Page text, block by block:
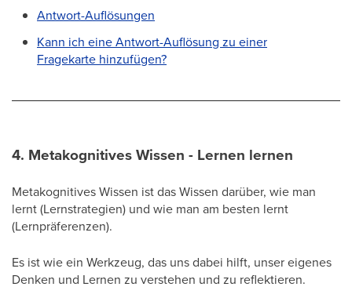
Antwort-Auflösungen
Kann ich eine Antwort-Auflösung zu einer
Fragekarte hinzufügen?
4. Metakognitives Wissen - Lernen lernen
Metakognitives Wissen ist das Wissen darüber, wie man
lernt (Lernstrategien) und wie man am besten lernt
(Lernpräferenzen).
Es ist wie ein Werkzeug, das uns dabei hilft, unser eigenes
Denken und Lernen zu verstehen und zu reflektieren.